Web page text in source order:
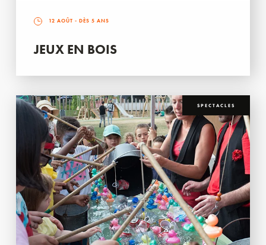
12 AOÛT - DÈS 5 ANS
JEUX EN BOIS
SPECTACLES